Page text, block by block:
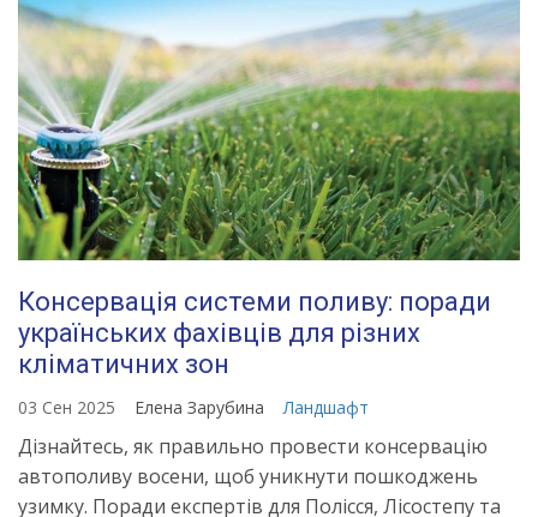
Консервація системи поливу: поради
українських фахівців для різних
кліматичних зон
03 Сен 2025 Елена Зарубина Ландшафт
Дізнайтесь, як правильно провести консервацію
автополиву восени, щоб уникнути пошкоджень
узимку. Поради експертів для Полісся, Лісостепу та